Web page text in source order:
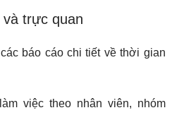
trực quan
báo cáo chi tiết về thời gian
việc theo nhân viên, nhóm